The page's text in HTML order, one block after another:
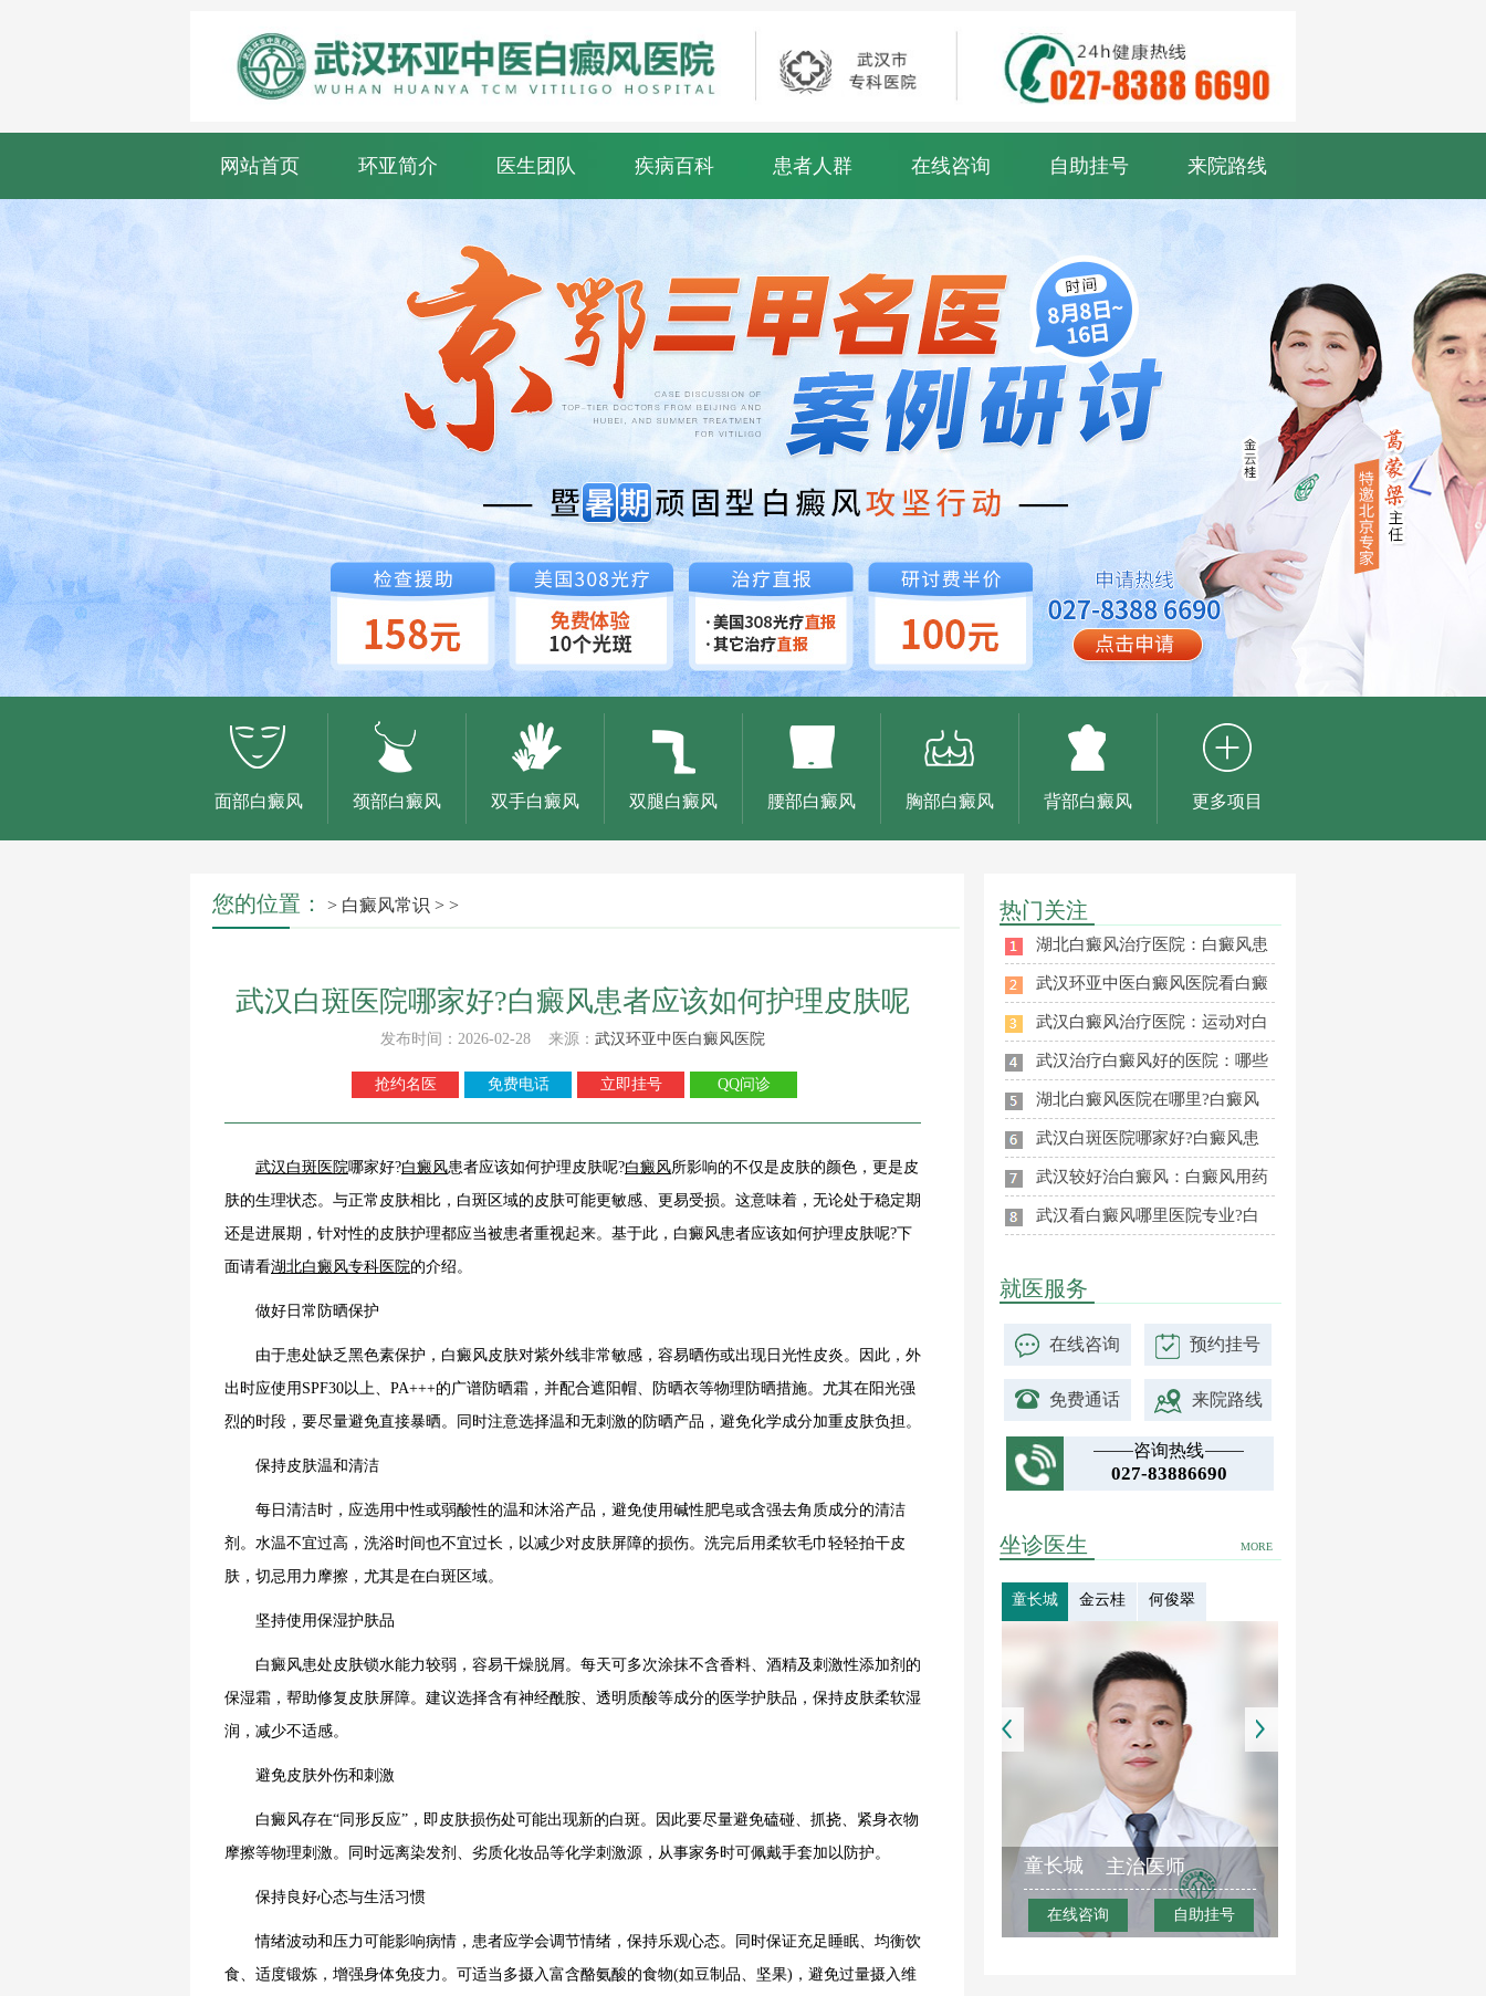
网站首页 环亚简介 医生团队 疾病百科 患者人群 在线咨询 自助挂号 来院路线
面部白癜风 颈部白癜风 双手白癜风 双腿白癜风 腰部白癜风 胸部白癜风 背部白癜风 更多项目
您的位置： > 白癜风常识 > >
武汉白斑医院哪家好?白癜风患者应该如何护理皮肤呢
发布时间：2026-02-28 来源： 武汉环亚中医白癜风医院
抢约名医 免费电话 立即挂号 QQ问诊
武汉白斑医院哪家好?白癜风患者应该如何护理皮肤呢?白癜风所影响的不仅是皮肤的颜色，更是皮
肤的生理状态。与正常皮肤相比，白斑区域的皮肤可能更敏感、更易受损。这意味着，无论处于稳定期
还是进展期，针对性的皮肤护理都应当被患者重视起来。基于此，白癜风患者应该如何护理皮肤呢?下
面请看湖北白癜风专科医院的介绍。
做好日常防晒保护
由于患处缺乏黑色素保护，白癜风皮肤对紫外线非常敏感，容易晒伤或出现日光性皮炎。因此，外
出时应使用SPF30以上、PA+++的广谱防晒霜，并配合遮阳帽、防晒衣等物理防晒措施。尤其在阳光强
烈的时段，要尽量避免直接暴晒。同时注意选择温和无刺激的防晒产品，避免化学成分加重皮肤负担。
保持皮肤温和清洁
每日清洁时，应选用中性或弱酸性的温和沐浴产品，避免使用碱性肥皂或含强去角质成分的清洁
剂。水温不宜过高，洗浴时间也不宜过长，以减少对皮肤屏障的损伤。洗完后用柔软毛巾轻轻拍干皮
肤，切忌用力摩擦，尤其是在白斑区域。
坚持使用保湿护肤品
白癜风患处皮肤锁水能力较弱，容易干燥脱屑。每天可多次涂抹不含香料、酒精及刺激性添加剂的
保湿霜，帮助修复皮肤屏障。建议选择含有神经酰胺、透明质酸等成分的医学护肤品，保持皮肤柔软湿
润，减少不适感。
避免皮肤外伤和刺激
白癜风存在“同形反应”，即皮肤损伤处可能出现新的白斑。因此要尽量避免磕碰、抓挠、紧身衣物
摩擦等物理刺激。同时远离染发剂、劣质化妆品等化学刺激源，从事家务时可佩戴手套加以防护。
保持良好心态与生活习惯
情绪波动和压力可能影响病情，患者应学会调节情绪，保持乐观心态。同时保证充足睡眠、均衡饮
食、适度锻炼，增强身体免疫力。可适当多摄入富含酪氨酸的食物(如豆制品、坚果)，避免过量摄入维
热门关注
湖北白癜风治疗医院：白癜风患
武汉环亚中医白癜风医院看白癜
武汉白癜风治疗医院：运动对白
武汉治疗白癜风好的医院：哪些
湖北白癜风医院在哪里?白癜风
武汉白斑医院哪家好?白癜风患
武汉较好治白癜风：白癜风用药
武汉看白癜风哪里医院专业?白
就医服务
在线咨询 预约挂号
免费通话 来院路线
咨询热线
027-83886690
MORE
坐诊医生
童长城 金云桂 何俊翠
童长城 主治医师
在线咨询 自助挂号